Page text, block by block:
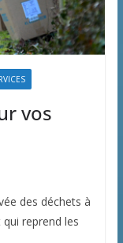
vos
des déchets à
reprend les